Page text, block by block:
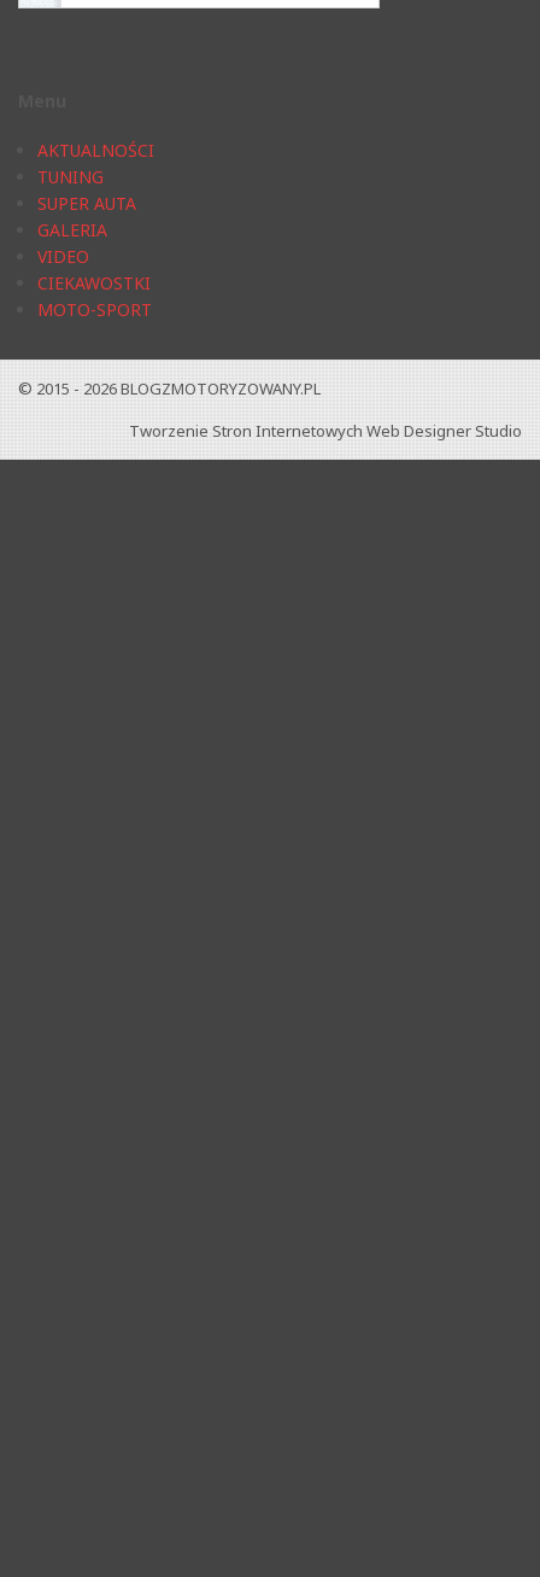
AKTUALNOŚCI
TUNING
SUPER AUTA
GALERIA
VIDEO
CIEKAWOSTKI
MOTO-SPORT
© 2015 - 2026BLOGZMOTORYZOWANY.PL
Tworzenie Stron Internetowych Web Designer Studio